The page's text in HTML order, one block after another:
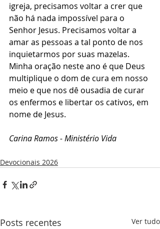
igreja, precisamos voltar a crer que
não há nada impossível para o
Senhor Jesus. Precisamos voltar a
amar as pessoas a tal ponto de nos
inquietarmos por suas mazelas.
Minha oração neste ano é que Deus
multiplique o dom de cura em nosso
meio e que nos dê ousadia de curar
os enfermos e libertar os cativos, em
nome de Jesus.
Carina Ramos - Ministério Vida
Devocionais 2026
Posts recentes Ver tudo